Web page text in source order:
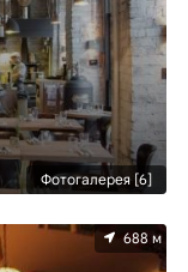
Фотогалерея [6]
688 м